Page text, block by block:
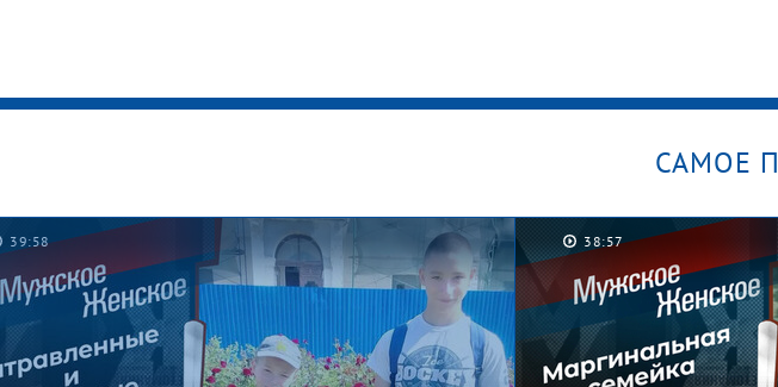
САМОЕ
39:58 38:57